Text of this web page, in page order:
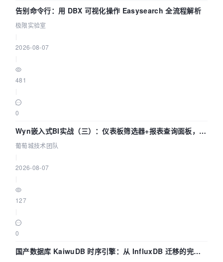
告别命令行：用 DBX 可视化操作 Easysearch 全流程解析
极限实验室
2026-08-07
481
0
Wyn嵌入式BI实战（三）：仪表板筛选器+报表查询面板，参
数联动全闭环
葡萄城技术团队
2026-08-07
127
0
国产数据库 KaiwuDB 时序引擎：从 InfluxDB 迁移的完整